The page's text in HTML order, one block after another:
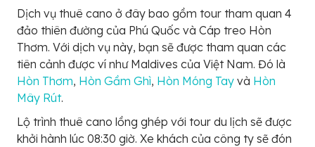
Dịch vụ thuê cano ở đây bao gồm tour tham quan 4
đảo thiên đường của Phú Quốc và Cáp treo Hòn
Thơm. Với dịch vụ này, bạn sẽ được tham quan các
tiên cảnh được ví như Maldives của Việt Nam. Đó là
Hòn Thơm, Hòn Gầm Ghì, Hòn Móng Tay và Hòn
Mây Rút.
Lộ trình thuê cano lồng ghép với tour du lịch sẽ được
khởi hành lúc 08:30 giờ. Xe khách của công ty sẽ đón